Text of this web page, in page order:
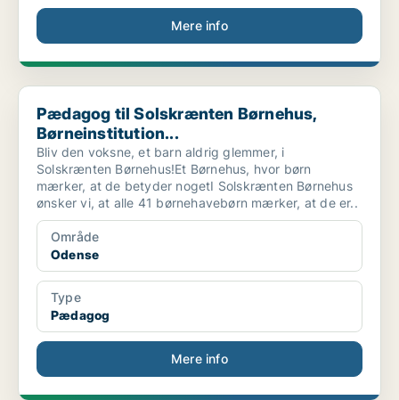
Mere info
Pædagog til Solskrænten Børnehus, Børneinstitution...
Pædagog til Solskrænten Børnehus,
Børneinstitution...
Bliv den voksne, et barn aldrig glemmer, i
Solskrænten Børnehus!Et Børnehus, hvor børn
mærker, at de betyder nogetI Solskrænten Børnehus
ønsker vi, at alle 41 børnehavebørn mærker, at de er..
Område
Odense
Type
Pædagog
Mere info